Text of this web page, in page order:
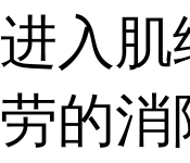
入
的消